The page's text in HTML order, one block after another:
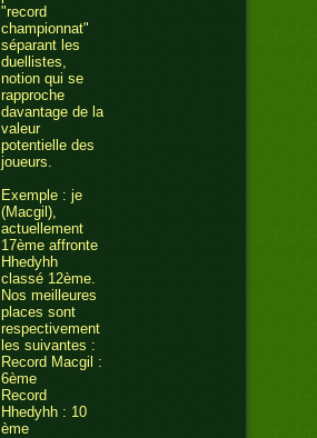
"record
championnat"
séparant les
duellistes,
notion qui se
rapproche
davantage de la
valeur
potentielle des
joueurs.
Exemple : je
(Macgil),
actuellement
17ème affronte
Hhedyhh
classé 12ème.
Nos meilleures
places sont
respectivement
les suivantes :
Record Macgil :
6ème
Record
Hhedyhh : 10
ème